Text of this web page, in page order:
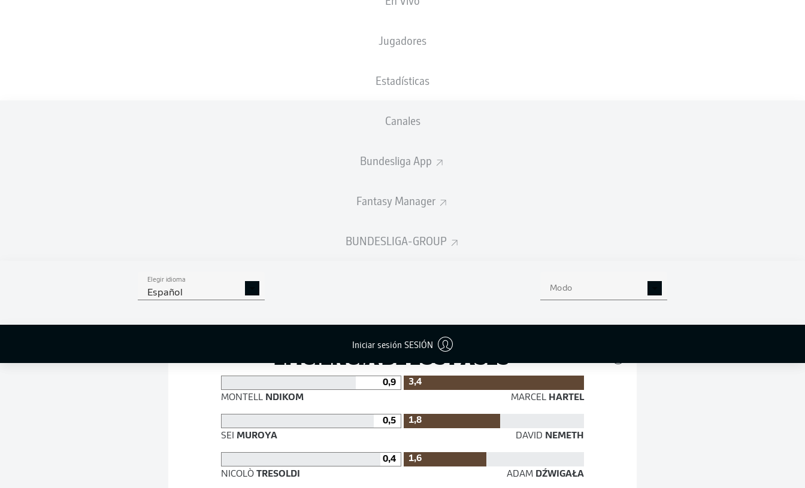
Jugadores
Estadísticas
Canales
Bundesliga App
Fantasy Manager
BUNDESLIGA-GROUP
Elegir idioma
Español Modo
Iniciar sesión SESIÓN
XGOALS
1.72
EFICIENCIA DE LOS PASES
0,9
3,4
MONTELLNDIKOM MARCEL HARTEL
0,5
1,8
SEI MUROYA DAVID NEMETH
0,4
1,6
NICOLÒTRESOLDI ADAM DŹWIGAŁA